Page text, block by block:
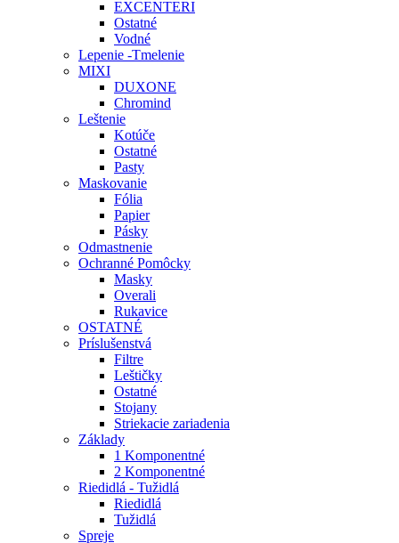
EXCENTERI
Ostatné
Vodné
Lepenie -Tmelenie
MIXI
DUXONE
Chromind
Leštenie
Kotúče
Ostatné
Pasty
Maskovanie
Fólia
Papier
Pásky
Odmastnenie
Ochranné Pomôcky
Masky
Overali
Rukavice
OSTATNÉ
Príslušenstvá
Filtre
Leštičky
Ostatné
Stojany
Striekacie zariadenia
Základy
1 Komponentné
2 Komponentné
Riedidlá - Tužidlá
Riedidlá
Tužidlá
Spreje